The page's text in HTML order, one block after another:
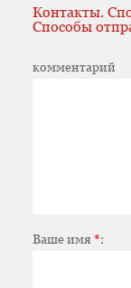
Контакты.
Способы
комментарий
Ваше имя*: